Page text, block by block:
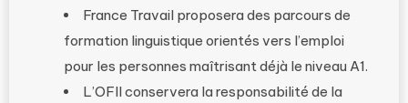
France Travail proposera des parcours de
formation linguistique orientés vers l’emploi
pour les personnes maîtrisant déjà le niveau A1.
L’OFII conservera la responsabilité de la